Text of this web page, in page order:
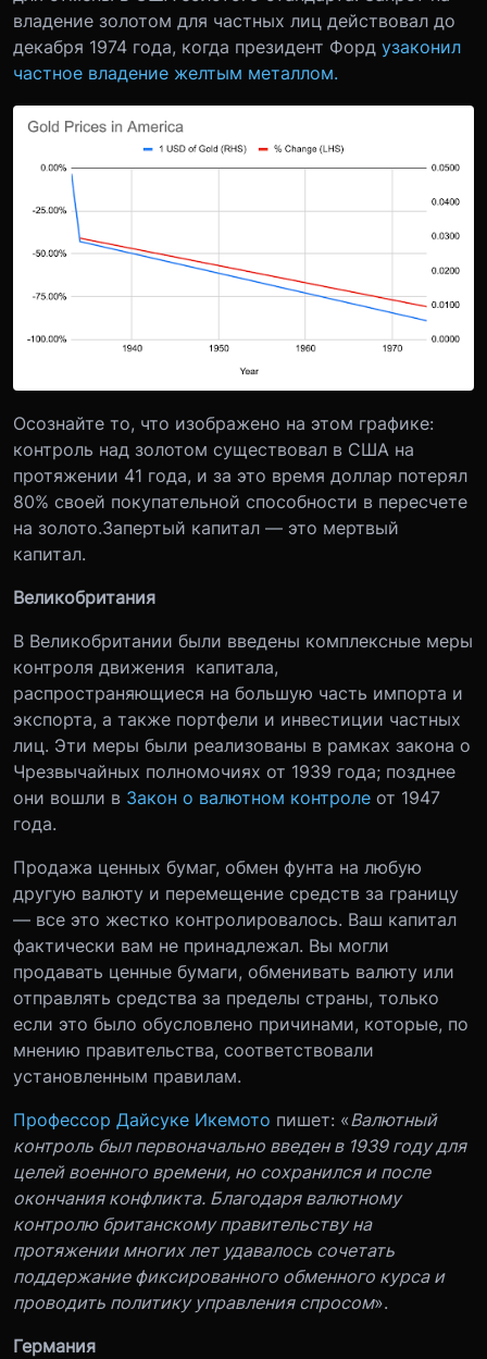
владение золотом для частных лиц действовал до
декабря 1974 года, когда президент Форд узаконил
частное владение желтым металлом.
Осознайте то, что изображено на этом графике:
контроль над золотом существовал в США на
протяжении 41 года, и за это время доллар потерял
80% своей покупательной способности в пересчете
на золото.Запертый капитал — это мертвый
капитал.
Великобритания
В Великобритании были введены комплексные меры
контроля движения капитала,
распространяющиеся на большую часть импорта и
экспорта, а также портфели и инвестиции частных
лиц. Эти меры были реализованы в рамках закона о
Чрезвычайных полномочиях от 1939 года; позднее
они вошли в Закон о валютном контроле от 1947
года.
Продажа ценных бумаг, обмен фунта на любую
другую валюту и перемещение средств за границу
— все это жестко контролировалось. Ваш капитал
фактически вам не принадлежал. Вы могли
продавать ценные бумаги, обменивать валюту или
отправлять средства за пределы страны, только
если это было обусловлено причинами, которые, по
мнению правительства, соответствовали
установленным правилам.
Профессор Дайсуке Икемото пишет: «Валютный
контроль был первоначально введен в 1939 году для
целей военного времени, но сохранился и после
окончания конфликта. Благодаря валютному
контролю британскому правительству на
протяжении многих лет удавалось сочетать
поддержание фиксированного обменного курса и
проводить политику управления спросом».
Германия